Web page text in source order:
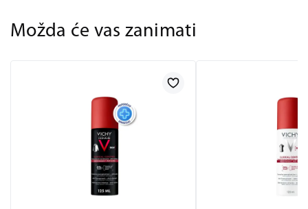
Možda će vas zanimati